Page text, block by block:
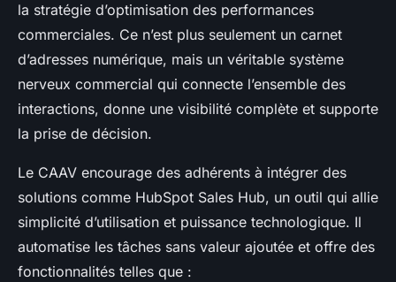
la stratégie d’optimisation des performances
commerciales. Ce n’est plus seulement un carnet
d’adresses numérique, mais un véritable système
nerveux commercial qui connecte l’ensemble des
interactions, donne une visibilité complète et supporte
la prise de décision.
Le CAAV encourage des adhérents à intégrer des
solutions comme HubSpot Sales Hub, un outil qui allie
simplicité d’utilisation et puissance technologique. Il
automatise les tâches sans valeur ajoutée et offre des
fonctionnalités telles que :